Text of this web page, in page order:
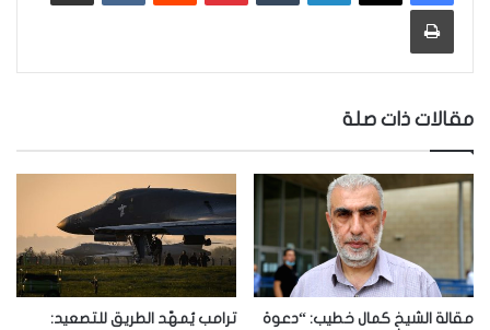
طباعة
مقالات ذات صلة
مقالة الشيخ كمال خطيب: “دعوة
ترامب يُمهّد الطريق للتصعيد: